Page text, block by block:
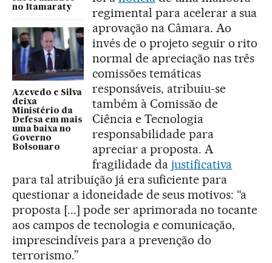
no Itamaraty
Azevedo e Silva
deixa
Ministério da
Defesa em mais
uma baixa no
Governo
Bolsonaro
regimental para acelerar a sua
aprovação na Câmara. Ao
invés de o projeto seguir o rito
normal de apreciação nas três
comissões temáticas
responsáveis, atribuiu-se
também à Comissão de
Ciência e Tecnologia
responsabilidade para
apreciar a proposta. A
fragilidade da justificativa
para tal atribuição já era suficiente para
questionar a idoneidade de seus motivos: “a
proposta [...] pode ser aprimorada no tocante
aos campos de tecnologia e comunicação,
imprescindíveis para a prevenção do
terrorismo.”